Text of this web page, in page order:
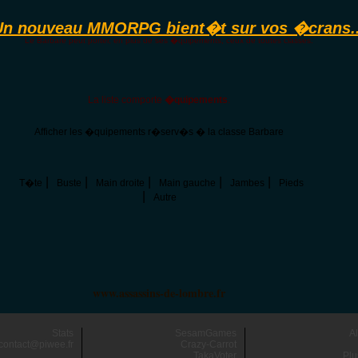
Le Barbare peut porter, en plus de ses �quipements, ceux de toutes classes.
La liste comporte �quipements.
Afficher les �quipements r�serv�s � la classe Barbare
T�te Buste Main droite Main gauche Jambes Pieds
Autre
www.assassins-de-lombre.fr
nouveau MMORPG bient�t sur vos